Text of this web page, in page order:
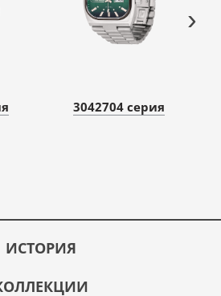
3042704 серия
›
ИСТОРИЯ